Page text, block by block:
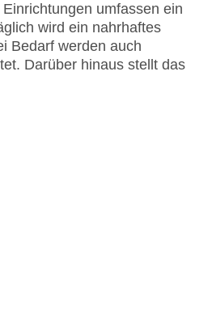
umfassen ein
wird ein nahrhaftes
Bedarf werden auch
Darüber hinaus stellt das